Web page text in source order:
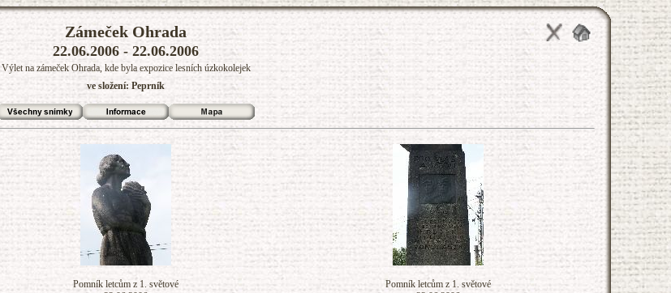
Zámeček Ohrada
22.06.2006 - 22.06.2006
Výlet na zámeček Ohrada, kde byla expozice lesních úzkokolejek
ve složení: Peprník
Pomník letcům z 1. světové
Pomník letcům z 1. světové